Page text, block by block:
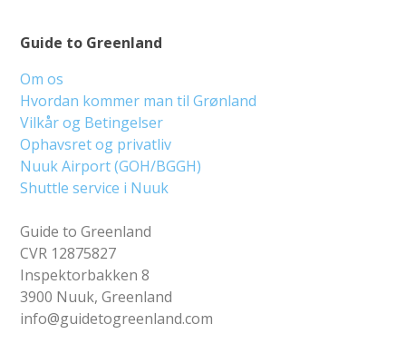
Guide to Greenland
Om os
Hvordan kommer man til Grønland
Vilkår og Betingelser
Ophavsret og privatliv
Nuuk Airport (GOH/BGGH)
Shuttle service i Nuuk
Guide to Greenland
CVR 12875827
Inspektorbakken 8
3900 Nuuk, Greenland
info@guidetogreenland.com